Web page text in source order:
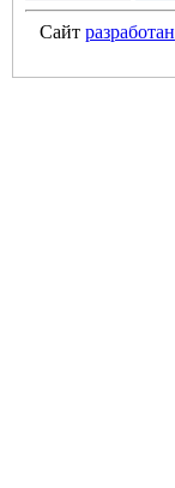
Сайт разработан